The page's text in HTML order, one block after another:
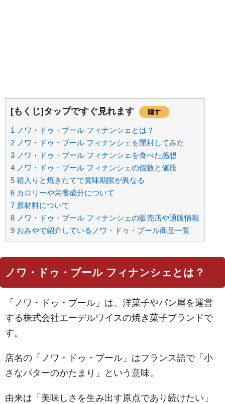
[もくじ]タップですぐ見れます 隠す
1 ノワ・ドゥ・ブール フィナンシェとは？
2 ノワ・ドゥ・ブール フィナンシェを開封してみた
3 ノワ・ドゥ・ブール フィナンシェを食べた感想
4 ノワ・ドゥ・ブール フィナンシェの個数と値段
5 箱入りと焼きたてで賞味期限が異なる
6 カロリーや栄養成分について
7 原材料について
8 ノワ・ドゥ・ブール フィナンシェの販売店や通販情報
9 おみやで紹介しているノワ・ドゥ・ブール商品一覧
ノワ・ドゥ・ブール フィナンシェとは？
「ノワ・ドゥ・ブール」は、洋菓子やパン屋を運営
する株式会社エーデルワイスの焼き菓子ブランドで
す。
店名の「ノワ・ドゥ・ブール」はフランス語で「小
さなバターのかたまり」という意味。
由来は「美味しさを生み出す原点であり続けたい」